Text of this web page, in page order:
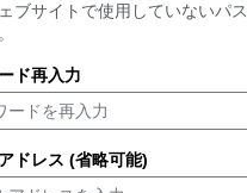
ブサイトで使用していないパ
ド再入力
ドレス (省略可能)